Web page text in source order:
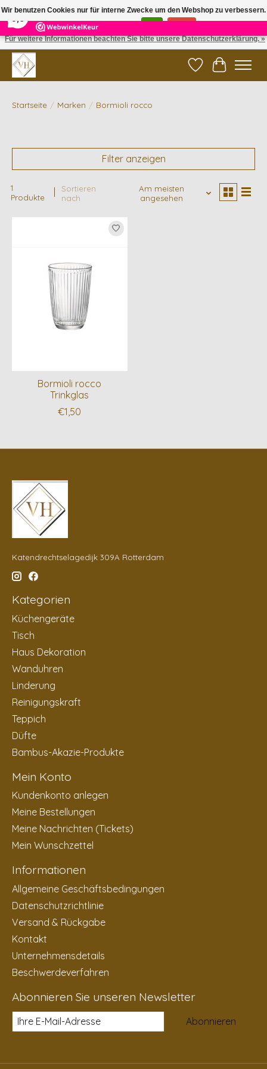
5 Reviews ×
✓ Gratis verzending vanaf €200 | ✓ 14 dagen retourneren
Wunschzettel
Ihr
Startseite / Marken / Bormioli rocco
Filter anzeigen
1
Produkte
Sortieren
nach
Am meisten
angesehen
Bormioli rocco
Trinkglas
€1,50
Katendrechtselagedijk 309A Rotterdam
Kategorien
Küchengeräte
Tisch
Haus Dekoration
Wanduhren
Linderung
Reinigungskraft
Teppich
Düfte
Bambus-Akazie-Produkte
Mein Konto
Kundenkonto anlegen
Meine Bestellungen
Meine Nachrichten (Tickets)
Mein Wunschzettel
Informationen
Allgemeine Geschäftsbedingungen
Datenschutzrichtlinie
Versand & Rückgabe
Kontakt
Unternehmensdetails
Beschwerdeverfahren
Abonnieren Sie unseren Newsletter
Abonnieren
Wir benutzen Cookies nur für interne Zwecke um den Webshop zu verbessern.
Ist das in Ordnung?
Für weitere Informationen beachten Sie bitte unsere Datenschutzerklärung. »